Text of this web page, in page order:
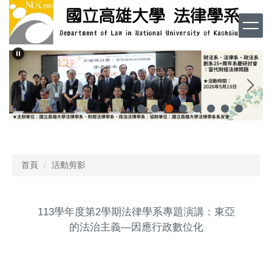
跳
主
要
內
區
首頁 活動剪影
113學年度第2學期法律學系專題演講：東亞
的法治主義—因應行政數位化